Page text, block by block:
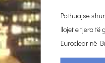
Pothuajse
llojet e tjera të
Euroclear në